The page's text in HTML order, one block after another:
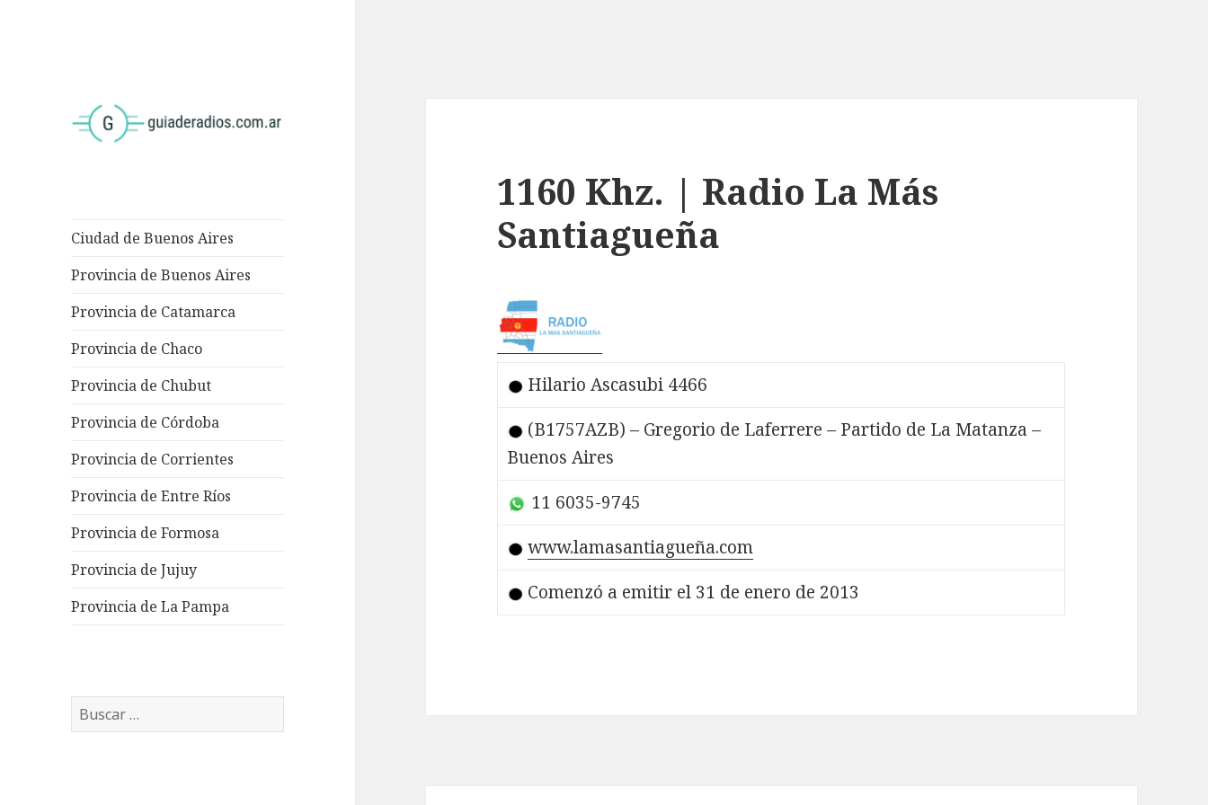
Ciudad de Buenos Aires
Provincia de Buenos Aires
Provincia de Catamarca
Provincia de Chaco
Provincia de Chubut
Provincia de Córdoba
Provincia de Corrientes
Provincia de Entre Ríos
Provincia de Formosa
Provincia de Jujuy
Provincia de La Pampa
Buscar:
1160 Khz. | Radio La Más
Santiagueña
Hilario Ascasubi 4466
(B1757AZB) – Gregorio de Laferrere – Partido de La Matanza –
Buenos Aires
11 6035-9745
www.lamasantiagueña.com
Comenzó a emitir el 31 de enero de 2013